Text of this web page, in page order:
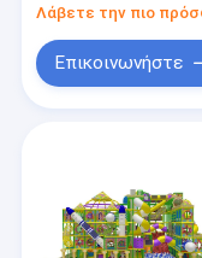
Σχετικά με εμάς
Επικοινωνήστε